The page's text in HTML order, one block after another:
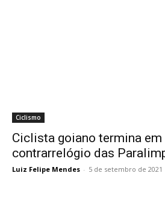
Ciclismo
Ciclista goiano termina
contrarrelógio das
Luiz Felipe Mendes - 5 de setembro de 2021